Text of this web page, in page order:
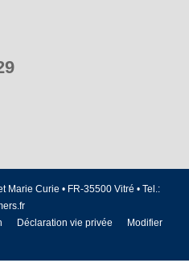
Marie Curie • FR-35500 Vitré • Tel.:
Déclaration vie privée
Modifier